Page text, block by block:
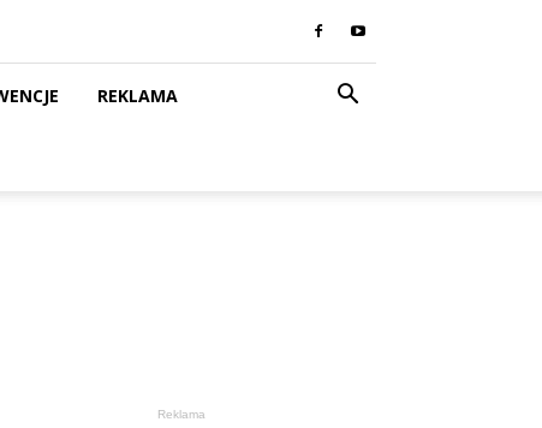
REKLAMA
Reklama